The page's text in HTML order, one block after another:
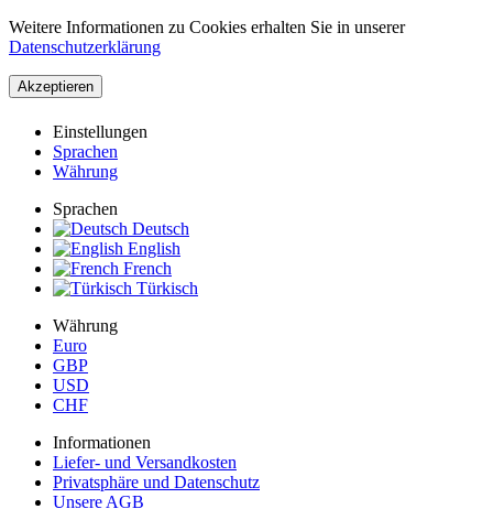
Weitere Informationen zu Cookies erhalten Sie in unserer
Datenschutzerklärung
Akzeptieren
Einstellungen
Sprachen
Währung
Sprachen
Deutsch
English
French
Türkisch
Währung
Euro
GBP
USD
CHF
Informationen
Liefer- und Versandkosten
Privatsphäre und Datenschutz
Unsere AGB